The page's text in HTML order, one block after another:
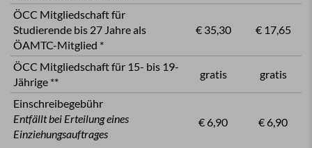
ÖCC Mitgliedschaft für
Studierende bis 27 Jahre als
ÖAMTC-Mitglied *
€ 35,30 € 17,65
ÖCC Mitgliedschaft für 15- bis 19-
Jährige **
gratis gratis
Einschreibegebühr
Entfällt bei Erteilung eines
Einziehungsauftrages
€ 6,90 € 6,90